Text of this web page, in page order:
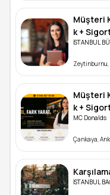
Müşteri
k +
İSTANBUL
Müşteri
k +
MC Donalds
Çankaya,
İSTANBUL